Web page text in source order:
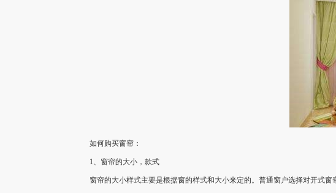
如何购买窗帘：
1、窗帘的大小，款式
窗帘的大小样式主要是根据窗的样式和大小来定的。普通窗户选择对开式窗